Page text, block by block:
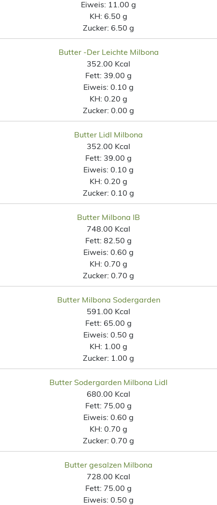
Eiweis: 11.00 g
KH: 6.50 g
Zucker: 6.50 g
Butter -Der Leichte Milbona
352.00 Kcal
Fett: 39.00 g
Eiweis: 0.10 g
KH: 0.20 g
Zucker: 0.00 g
Butter Lidl Milbona
352.00 Kcal
Fett: 39.00 g
Eiweis: 0.10 g
KH: 0.20 g
Zucker: 0.10 g
Butter Milbona IB
748.00 Kcal
Fett: 82.50 g
Eiweis: 0.60 g
KH: 0.70 g
Zucker: 0.70 g
Butter Milbona Sodergarden
591.00 Kcal
Fett: 65.00 g
Eiweis: 0.50 g
KH: 1.00 g
Zucker: 1.00 g
Butter Sodergarden Milbona Lidl
680.00 Kcal
Fett: 75.00 g
Eiweis: 0.60 g
KH: 0.70 g
Zucker: 0.70 g
Butter gesalzen Milbona
728.00 Kcal
Fett: 75.00 g
Eiweis: 0.50 g